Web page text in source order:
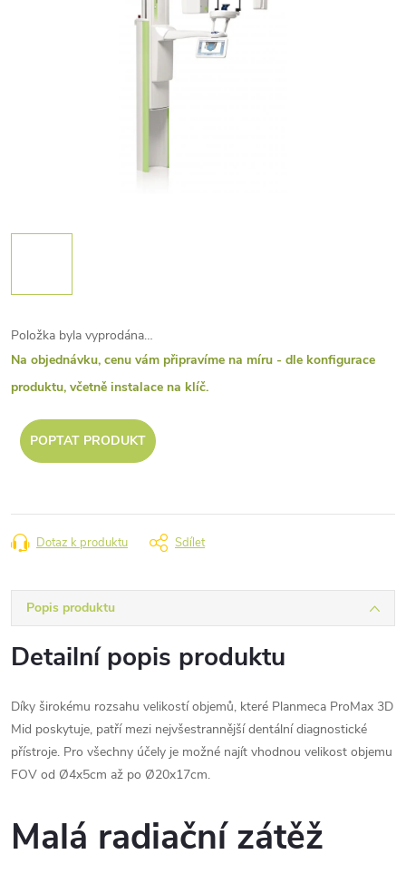
Položka byla vyprodána…
Na objednávku, cenu vám připravíme na míru - dle konfigurace
produktu, včetně instalace na klíč.
POPTAT PRODUKT
Dotaz k produktu Sdílet
Popis produktu
Detailní popis produktu
Díky širokému rozsahu velikostí objemů, které Planmeca ProMax 3D
Mid poskytuje, patří mezi nejvšestrannější dentální diagnostické
přístroje. Pro všechny účely je možné najít vhodnou velikost objemu
FOV od Ø4x5cm až po Ø20x17cm.
Malá radiační zátěž